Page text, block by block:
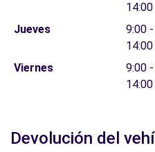
Jueves
9:00
Viernes
9:00
Devolución del